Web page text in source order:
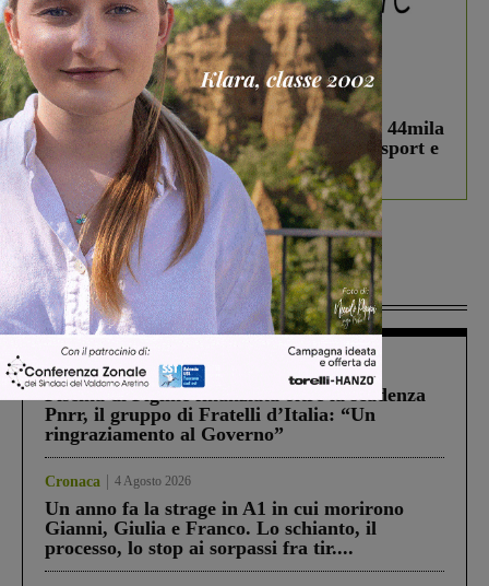
In vetrina 3 Agosto 2026
Estra Notizie agosto: Smart Cities, oltre 44mila
studenti coinvolti, torna il bando per lo sport e
debutta il podcast Estrair
Più lette
Figline Incisa Valdarno
Piscina di Figline finanziata oltre la scadenza
Pnrr, il gruppo di Fratelli d’Italia: “Un
ringraziamento al Governo”
Cronaca 4 Agosto 2026
Un anno fa la strage in A1 in cui morirono
Gianni, Giulia e Franco. Lo schianto, il
processo, lo stop ai sorpassi fra tir....